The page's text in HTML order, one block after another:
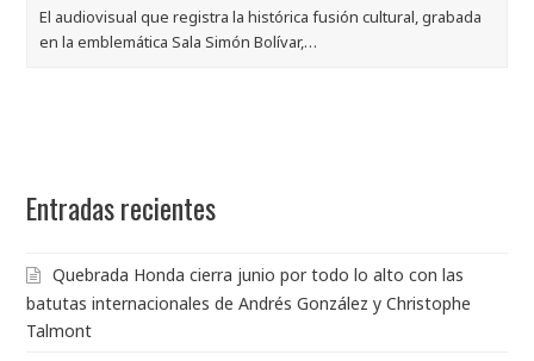
El audiovisual que registra la histórica fusión cultural, grabada
en la emblemática Sala Simón Bolívar,…
Entradas recientes
Quebrada Honda cierra junio por todo lo alto con las
batutas internacionales de Andrés González y Christophe
Talmont